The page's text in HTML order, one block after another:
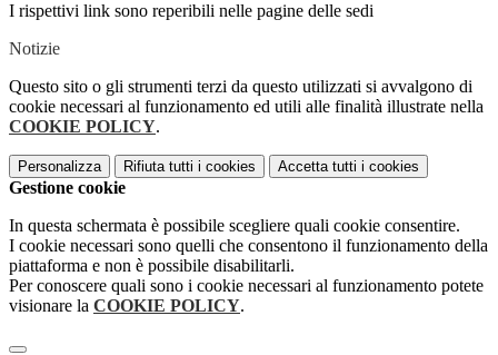
I rispettivi link sono reperibili nelle pagine delle sedi
Notizie
Questo sito o gli strumenti terzi da questo utilizzati si avvalgono di
cookie necessari al funzionamento ed utili alle finalità illustrate nella
COOKIE POLICY.
Personalizza Rifiuta tutti i cookies Accetta tutti i cookies
Gestione cookie
In questa schermata è possibile scegliere quali cookie consentire.
I cookie necessari sono quelli che consentono il funzionamento della
piattaforma e non è possibile disabilitarli.
Per conoscere quali sono i cookie necessari al funzionamento potete
visionare la COOKIE POLICY.